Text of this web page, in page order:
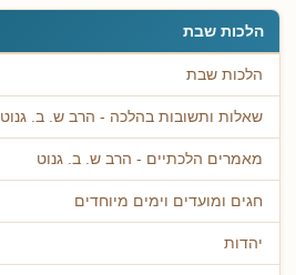
הלכות שבת
הלכות שבת
שאלות ותשובות בהלכה - הרב ש. ב. גנוט
מאמרים הלכתיים - הרב ש. ב. גנוט
חגים ומועדים וימים מיוחדים
יהדות